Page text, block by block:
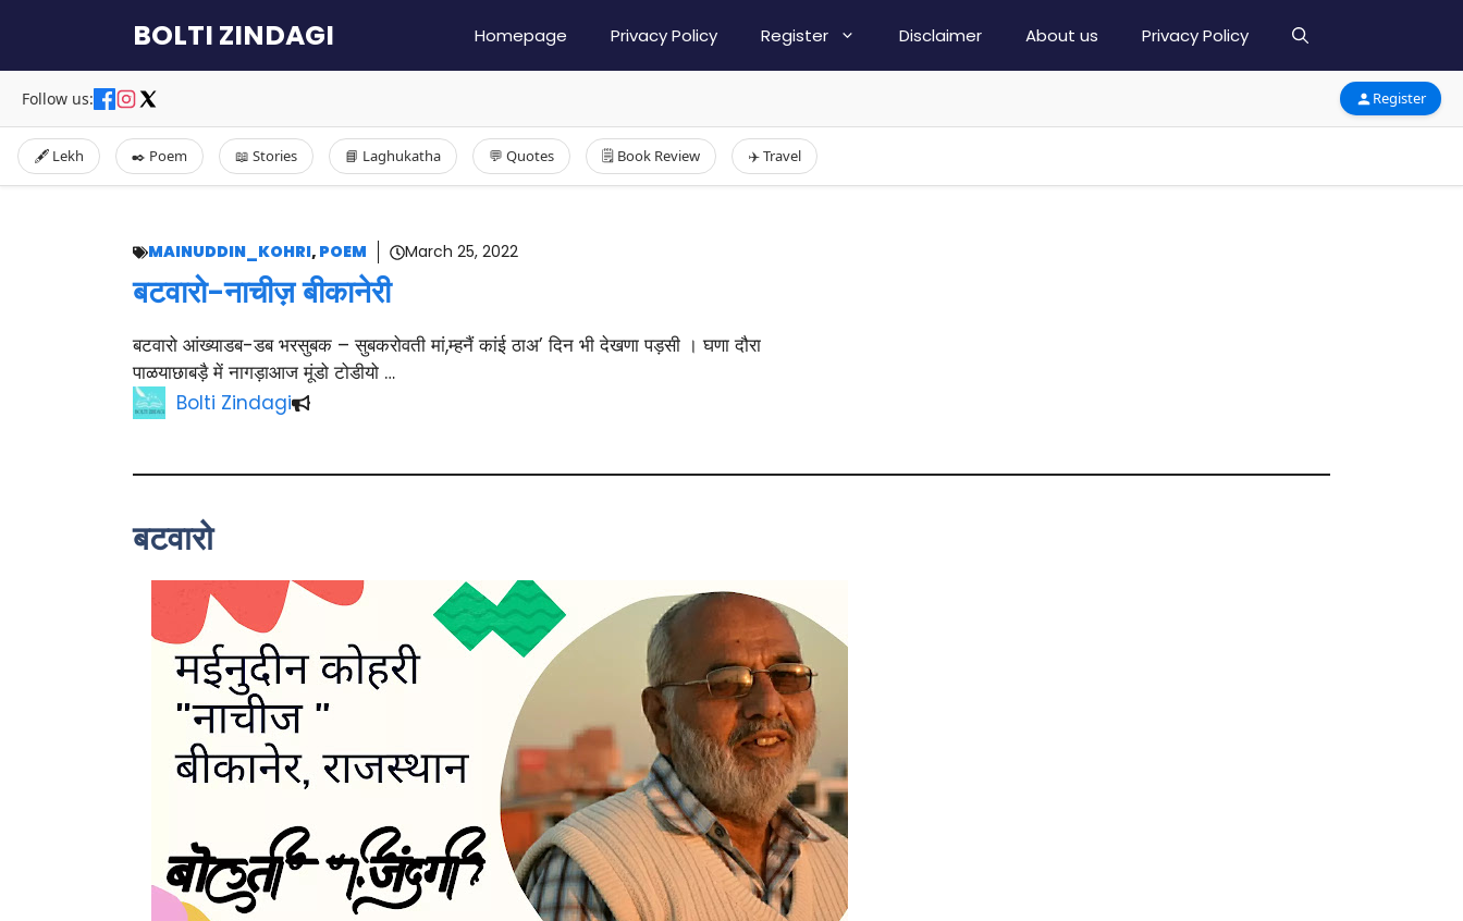
content
BOLTI ZINDAGI Homepage Privacy Policy Register Disclaimer About us Privacy Policy
Follow us: Register
🖋️ Lekh ✒️ Poem 📖 Stories 📘 Laghukatha 💬 Quotes 🗒️ Book Review ✈️ Travel
MAINUDDIN_KOHRI, POEM March 25, 2022
बटवारो-नाचीज़ बीकानेरी
बटवारो आंख्याडब-डब भरसुबक – सुबकरोवती मां,म्हनैं कांई ठाअ’ दिन भी देखणा पड़सी । घणा दौरा
पाळयाछाबड़ै में नागड़ाआज मूंडो टोडीयो …
Bolti Zindagi
बटवारो